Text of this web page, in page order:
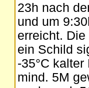
23h nach
und um
erreicht.
ein Schild
-35°C
mind. 5M